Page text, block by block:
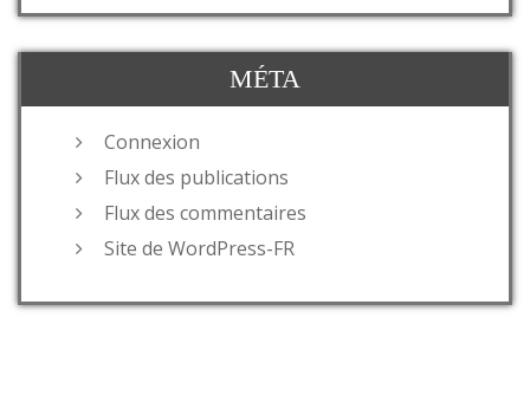
MÉTA
Connexion
Flux des publications
Flux des commentaires
Site de WordPress-FR